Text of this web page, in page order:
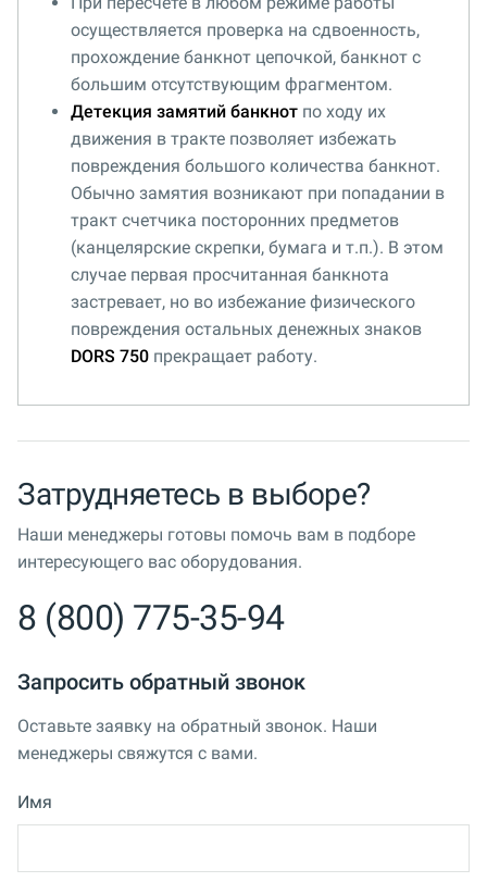
осуществляется проверка на сдвоенность,
прохождение банкнот цепочкой, банкнот с
большим отсутствующим фрагментом.
Детекция замятий банкнот по ходу их
движения в тракте позволяет избежать
повреждения большого количества банкнот.
Обычно замятия возникают при попадании в
тракт счетчика посторонних предметов
(канцелярские скрепки, бумага и т.п.). В этом
случае первая просчитанная банкнота
застревает, но во избежание физического
повреждения остальных денежных знаков
DORS 750 прекращает работу.
Затрудняетесь в выборе?
Наши менеджеры готовы помочь вам в подборе
интересующего вас оборудования.
8 (800) 775-35-94
Запросить обратный звонок
Оставьте заявку на обратный звонок. Наши
менеджеры свяжутся с вами.
Имя